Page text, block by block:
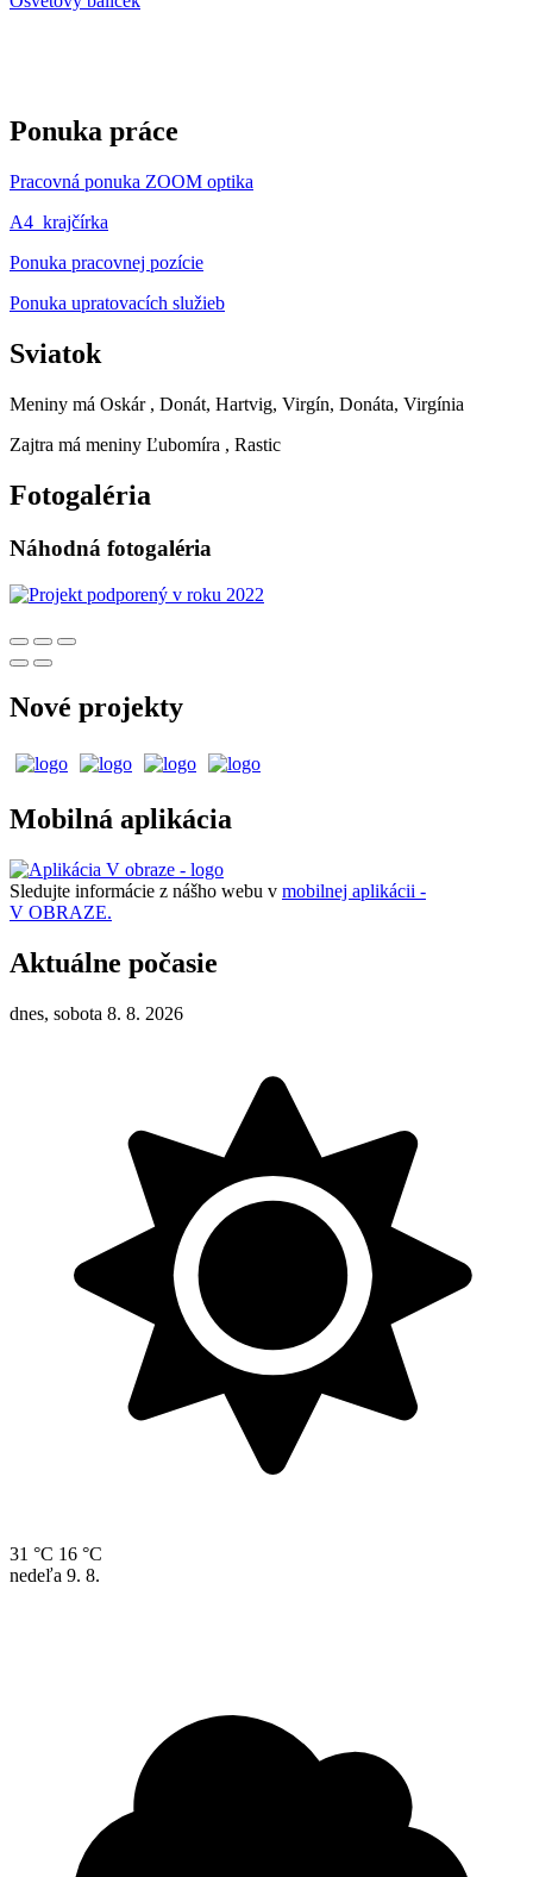
Ponuka práce
Pracovná ponuka ZOOM optika
A4_krajčírka
Ponuka pracovnej pozície
Ponuka upratovacích služieb
Sviatok
Meniny má Oskár , Donát, Hartvig, Virgín, Donáta, Virgínia
Zajtra má meniny Ľubomíra , Rastic
Fotogaléria
Náhodná fotogaléria
Nové projekty
Mobilná aplikácia
Sledujte informácie z nášho webu v mobilnej aplikácii -
V OBRAZE.
Aktuálne počasie
dnes, sobota 8. 8. 2026
31 °C 16 °C
nedeľa 9. 8.